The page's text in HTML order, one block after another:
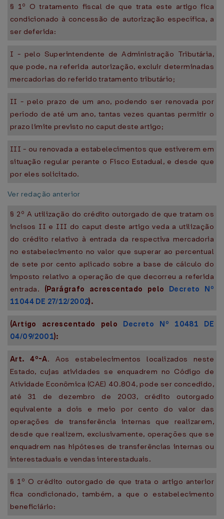
§ 1º O tratamento fiscal de que trata este artigo fica
condicionado à concessão de autorização específica, a
ser deferida:
I - pelo Superintendente de Administração Tributária,
que pode, na referida autorização, excluir determinadas
mercadorias do referido tratamento tributário;
II - pelo prazo de um ano, podendo ser renovada por
período de até um ano, tantas vezes quantas permitir o
prazo limite previsto no caput deste artigo;
III - ou renovada a estabelecimentos que estiverem em
situação regular perante o Fisco Estadual, e desde que
por eles solicitado.
Ver redação anterior
§ 2º A utilização do crédito outorgado de que tratam os
incisos II e III do caput deste artigo veda a utilização
do crédito relativo à entrada da respectiva mercadoria
no estabelecimento no valor que superar ao percentual
de sete por cento aplicado sobre a base de cálculo do
imposto relativo a operação de que decorreu a referida
entrada. (Parágrafo acrescentado pelo Decreto Nº
11044 DE 27/12/2002).
(Artigo acrescentado pelo Decreto Nº 10481 DE
04/09/2001):
Art. 4º-A. Aos estabelecimentos localizados neste
Estado, cujas atividades se enquadrem no Código de
Atividade Econômica (CAE) 40.804, pode ser concedido,
até 31 de dezembro de 2003, crédito outorgado
equivalente a dois e meio por cento do valor das
operações de transferência internas que realizarem,
desde que realizem, exclusivamente, operações que se
enquadrem nas hipóteses de transferências internas ou
interestaduais e vendas interestaduais.
§ 1º O crédito outorgado de que trata o artigo anterior
fica condicionado, também, a que o estabelecimento
beneficiário: